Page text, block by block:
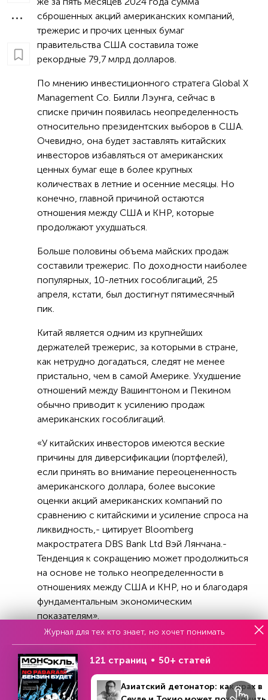
сброшенных акций американских компаний,
трежерис и прочих ценных бумаг
правительства США составила тоже
рекордные 79,7 млрд долларов.
По мнению инвестиционного стратега Global X
Management Co. Билли Лэунга, сейчас в
списке причин появилась неопределенность
относительно президентских выборов в США.
Очевидно, она будет заставлять китайских
инвесторов избавляться от американских
ценных бумаг еще в более крупных
количествах в летние и осенние месяцы. Но
конечно, главной причиной остаются
отношения между США и КНР, которые
продолжают ухудшаться.
Больше половины объема майских продаж
составили трежерис. По доходности наиболее
популярных, 10-летних гособлигаций, 25
апреля, кстати, был достигнут пятимесячный
пик.
Китай является одним из крупнейших
держателей трежерис, за которыми в стране,
как нетрудно догадаться, следят не менее
пристально, чем в самой Америке. Ухудшение
отношений между Вашингтоном и Пекином
обычно приводит к усилению продаж
американских гособлигаций.
«У китайских инвесторов имеются веские
причины для диверсификации (портфелей),
если принять во внимание переоцененность
американского доллара, более высокие
оценки акций американских компаний по
сравнению с китайскими и усиление спроса на
ликвидность,- цитирует Bloomberg
макростратега DBS Bank Ltd Вэй Лянчана.-
Тенденция к сокращению может продолжиться
на основе не только неопределенности в
отношениях между США и КНР, но и благодаря
фундаментальным экономическим
показателям».
Кстати, у американской официальной
статистики тоже имеются минусы. Так, к
примеру, американские ценные бумаги,
которые хранятся на депозитарных счетах
третьих стран, не фиксируются как
Журнал для тех кто знает, но хочет понимать
121 страниц 50+ статей
Азиатский детонатор: как крах в